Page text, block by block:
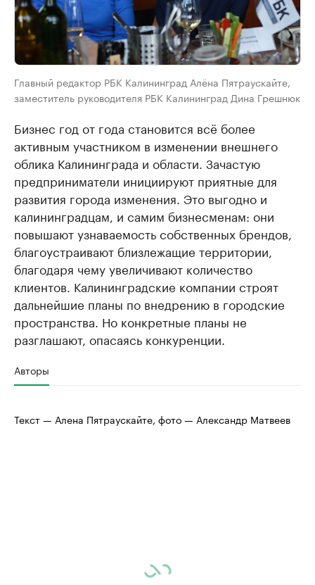
Главный редактор РБК Калининград Алёна Пятраускайте,
заместитель руководителя РБК Калининград Дина Грешнюк
Бизнес год от года становится всё более
активным участником в изменении внешнего
облика Калининграда и области. Зачастую
предприниматели инициируют приятные для
развития города изменения. Это выгодно и
калининградцам, и самим бизнесменам: они
повышают узнаваемость собственных брендов,
благоустраивают близлежащие территории,
благодаря чему увеличивают количество
клиентов. Калининградские компании строят
дальнейшие планы по внедрению в городские
пространства. Но конкретные планы не
разглашают, опасаясь конкуренции.
Авторы
Текст — Алена Пятраускайте, фото — Александр Матвеев